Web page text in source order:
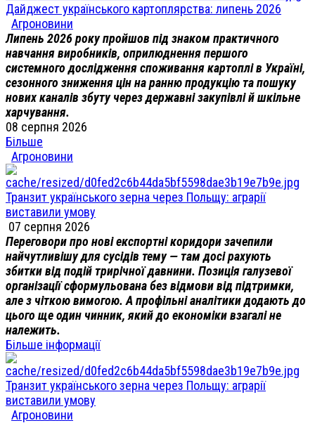
Дайджест українського картоплярства: липень 2026
Агроновини
Липень 2026 року пройшов під знаком практичного
навчання виробників, оприлюднення першого
системного дослідження споживання картоплі в Україні,
сезонного зниження цін на ранню продукцію та пошуку
нових каналів збуту через державні закупівлі й шкільне
харчування.
08 серпня 2026
Більше
Агроновини
Транзит українського зерна через Польщу: аграрії
виставили умову
07 серпня 2026
Переговори про нові експортні коридори зачепили
найчутливішу для сусідів тему — там досі рахують
збитки від подій трирічної давнини. Позиція галузевої
організації сформульована без відмови від підтримки,
але з чіткою вимогою. А профільні аналітики додають до
цього ще один чинник, який до економіки взагалі не
належить.
Більше інформації
Транзит українського зерна через Польщу: аграрії
виставили умову
Агроновини